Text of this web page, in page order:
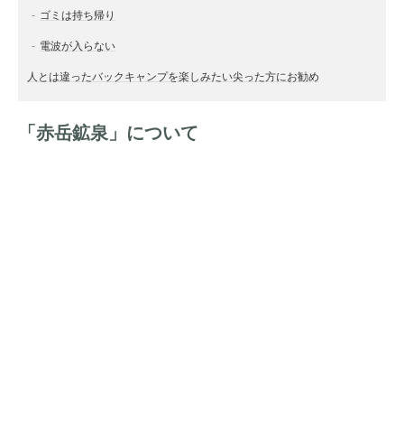
ゴミは持ち帰り
電波が入らない
人とは違ったバックキャンプを楽しみたい尖った方にお勧め
「赤岳鉱泉」について